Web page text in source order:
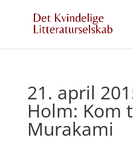
21. april
Holm: Kom
Murakami